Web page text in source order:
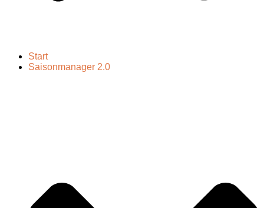
Start
Saisonmanager 2.0